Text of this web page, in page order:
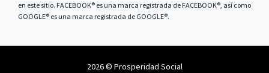
en este sitio. FACEBOOK® es una marca registrada de FACEBOOK®, así como
GOOGLE® es una marca registrada de GOOGLE®.
2026 © Prosperidad Social